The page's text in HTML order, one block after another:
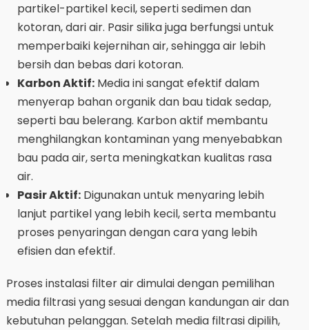
partikel-partikel kecil, seperti sedimen dan
kotoran, dari air. Pasir silika juga berfungsi untuk
memperbaiki kejernihan air, sehingga air lebih
bersih dan bebas dari kotoran.
Karbon Aktif:Media ini sangat efektif dalam
menyerap bahan organik dan bau tidak sedap,
seperti bau belerang. Karbon aktif membantu
menghilangkan kontaminan yang menyebabkan
bau pada air, serta meningkatkan kualitas rasa
air.
Pasir Aktif:Digunakan untuk menyaring lebih
lanjut partikel yang lebih kecil, serta membantu
proses penyaringan dengan cara yang lebih
efisien dan efektif.
Proses instalasi filter air dimulai dengan pemilihan
media filtrasi yang sesuai dengan kandungan air dan
kebutuhan pelanggan. Setelah media filtrasi dipilih,